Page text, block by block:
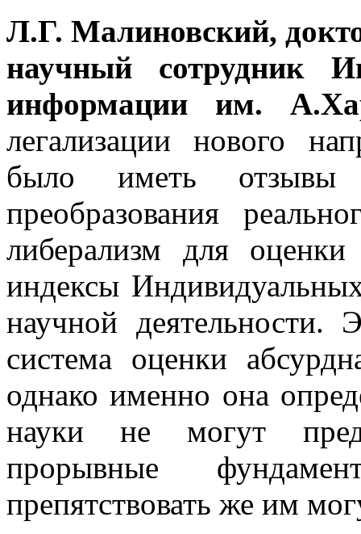
Л.Г. Малиновский,
научный сотрудник
информации им.
легализации нового
было иметь отзывы
преобразования
либерализм для
индексы Индивидуальных
научной деятельности.
система оценки
однако именно она
науки не могут
прорывные
препятствовать же им